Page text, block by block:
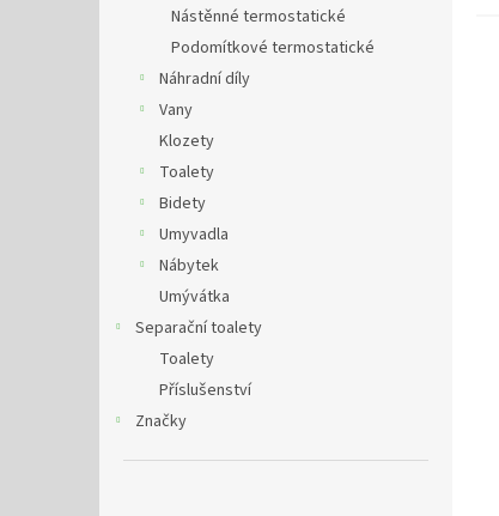
Nástěnné termostatické
Podomítkové termostatické
Náhradní díly
Vany
Klozety
Toalety
Bidety
Umyvadla
Nábytek
Umývátka
Separační toalety
Toalety
Příslušenství
Značky